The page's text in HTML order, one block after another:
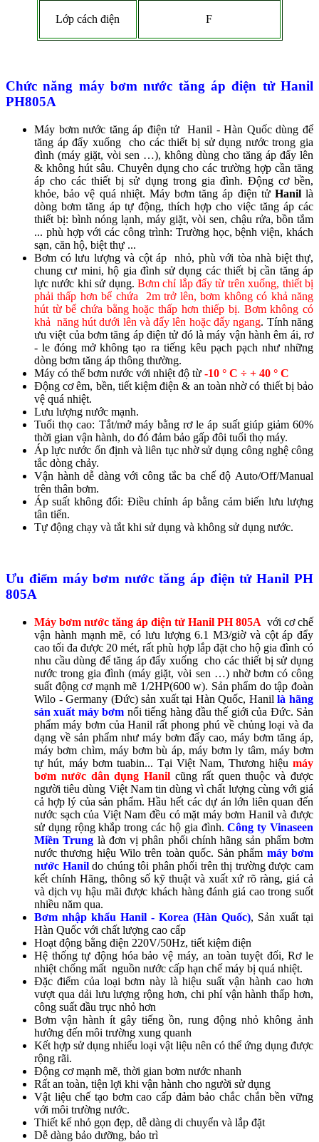
Lớp cách điện F
Chức năng máy bơm nước tăng áp điện tử Hanil
PH805A
Máy bơm nước tăng áp điện tử Hanil - Hàn Quốc dùng để
tăng áp đẩy xuống cho các thiết bị sử dụng nước trong gia
đình (máy giặt, vòi sen …), không dùng cho tăng áp đẩy lên
& không hút sâu. Chuyên dụng cho các trường hợp cần tăng
áp cho các thiết bị sử dụng trong gia đình. Động cơ bền,
khỏe, bảo vệ quá nhiệt. Máy bơm tăng áp điện tửHanillà
dòng bơm tăng áp tự động, thích hợp cho việc tăng áp các
thiết bị: bình nóng lạnh, máy giặt, vòi sen, chậu rửa, bồn tắm
... phù hợp với các công trình: Trường học, bệnh viện, khách
sạn, căn hộ, biệt thự ...
Bơm có lưu lượng và cột áp nhỏ, phù với tòa nhà biệt thự,
chung cư mini, hộ gia đình sử dụng các thiết bị cần tăng áp
lực nước khi sử dụng. Bơm chỉ lắp đẩy từ trên xuống, thiết bị
phải thấp hơn bể chứa 2m trở lên, bơm không có khả năng
hút từ bể chứa bằng hoặc thấp hơn thiếp bị. Bơm không có
khả năng hút dưới lên và đẩy lên hoặc đẩy ngang. Tính năng
ưu việt của bơm tăng áp điện tử đó là máy vận hành êm ái, rơ
- le đóng mở không tạo ra tiếng kêu pạch pạch như những
dòng bơm tăng áp thông thường.
Máy có thể bơm nước với nhiệt độ từ -10 ° C ÷ + 40 ° C
Động cơ êm, bền, tiết kiệm điện & an toàn nhờ có thiết bị bảo
vệ quá nhiệt.
Lưu lượng nước mạnh.
Tuổi thọ cao: Tắt/mở máy bằng rơ le áp suất giúp giảm 60%
thời gian vận hành, do đó đảm bảo gấp đôi tuổi thọ máy.
Áp lực nước ổn định và liên tục nhờ sử dụng công nghệ công
tắc dòng chảy.
Vận hành dễ dàng với công tắc ba chế độ Auto/Off/Manual
trên thân bơm.
Áp suất không đổi: Điều chỉnh áp bằng cảm biến lưu lượng
tân tiến.
Tự động chạy và tắt khi sử dụng và không sử dụng nước.
Ưu điểm máy bơm nước tăng áp điện tử Hanil PH
805A
Máy bơm nước tăng áp điện tử Hanil PH 805A với cơ chế
vận hành mạnh mẽ, có lưu lượng 6.1 M3/giờ và cột áp đẩy
cao tối đa được 20 mét, rất phù hợp lắp đặt cho hộ gia đình có
nhu cầu dùng để tăng áp đẩy xuống cho các thiết bị sử dụng
nước trong gia đình (máy giặt, vòi sen …) nhờ bơm có công
suất động cơ mạnh mẽ 1/2HP(600 w). Sản phẩm do tập đoàn
Wilo - Germany (Đức) sản xuất tại Hàn Quốc, Hanil là hãng
sản xuất máy bơm nổi tiếng hàng đầu thế giới của Đức. Sản
phẩm máy bơm của Hanil rất phong phú về chủng loại và đa
dạng về sản phẩm như máy bơm đẩy cao, máy bơm tăng áp,
máy bơm chìm, máy bơm bù áp, máy bơm ly tâm, máy bơm
tự hút, máy bơm tuabin... Tại Việt Nam, Thương hiệu máy
bơm nước dân dụng Hanil cũng rất quen thuộc và được
người tiêu dùng Việt Nam tin dùng vì chất lượng cùng với giá
cả hợp lý của sản phẩm. Hầu hết các dự án lớn liên quan đến
nước sạch của Việt Nam đều có mặt máy bơm Hanil và được
sử dụng rộng khắp trong các hộ gia đình.Công ty Vinaseen
Miền Trung là đơn vị phân phối chính hãng sản phẩm bơm
nước thương hiệu Wilo trên toàn quốc. Sản phẩm máy bơm
nước Hanildo chúng tôi phân phối trên thị trường được cam
kết chính Hãng, thông số kỹ thuật và xuất xứ rõ ràng, giá cả
và dịch vụ hậu mãi được khách hàng đánh giá cao trong suốt
nhiều năm qua.
Bơm nhập khẩu Hanil - Korea (Hàn Quốc), Sản xuất tại
Hàn Quốc với chất lượng cao cấp
Hoạt động bằng điện 220V/50Hz, tiết kiệm điện
Hệ thống tự động hóa bảo vệ máy, an toàn tuyệt đối, Rơ le
nhiệt chống mất nguồn nước cấp hạn chế máy bị quá nhiệt.
Đặc điểm của loại bơm này là hiệu suất vận hành cao hơn
vượt qua dải lưu lượng rộng hơn, chi phí vận hành thấp hơn,
công suất đầu trục nhỏ hơn
Bơm vận hành ít gây tiếng ồn, rung động nhỏ không ảnh
hưởng đến môi trường xung quanh
Kết hợp sử dụng nhiểu loại vật liệu nên có thể ứng dụng được
rộng rãi.​
Động cơ mạnh mẽ, thời gian bơm nước nhanh
Rất an toàn, tiện lợi khi vận hành cho người sử dụng
Vật liệu chế tạo bơm cao cấp đảm bảo chắc chắn bền vững
với môi trường nước.
Thiết kế nhỏ gọn đẹp, dễ dàng di chuyển và lắp đặt
Dễ dàng bảo dưỡng, bảo trì